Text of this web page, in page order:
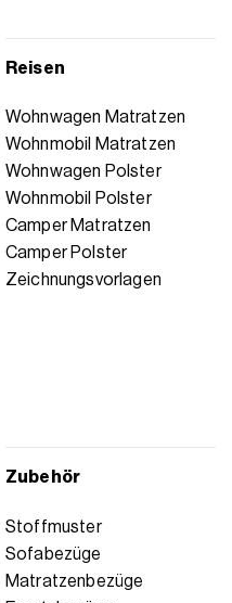
Reisen
Wohnwagen Matratzen
Wohnmobil Matratzen
Wohnwagen Polster
Wohnmobil Polster
Camper Matratzen
Camper Polster
Zeichnungsvorlagen
Zubehör
Stoffmuster
Sofabezüge
Matratzenbezüge